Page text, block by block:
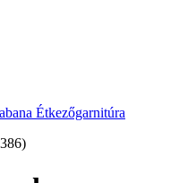
Étkezőgarnitúra